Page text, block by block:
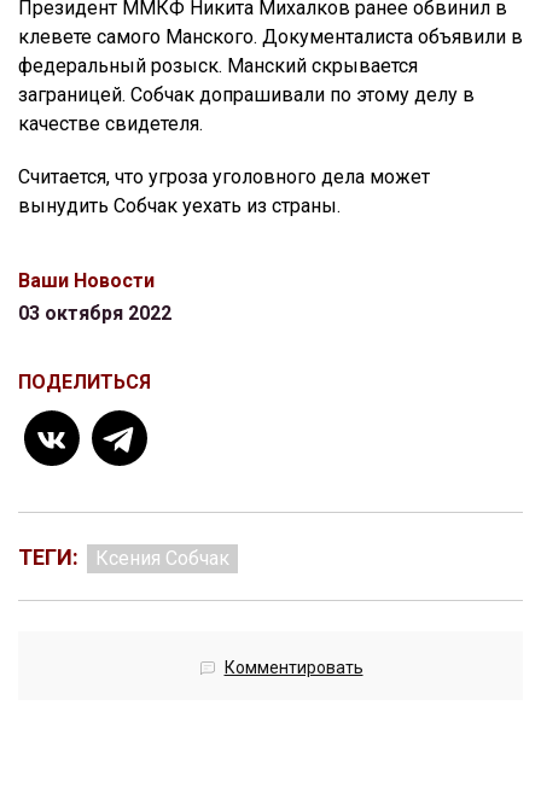
Президент ММКФ Никита Михалков ранее обвинил в
клевете самого Манского. Документалиста объявили в
федеральный розыск. Манский скрывается
заграницей. Собчак допрашивали по этому делу в
качестве свидетеля.
Считается, что угроза уголовного дела может
вынудить Собчак уехать из страны.
Ваши Новости
03 октября 2022
ПОДЕЛИТЬСЯ
ТЕГИ: Ксения Собчак
Комментировать